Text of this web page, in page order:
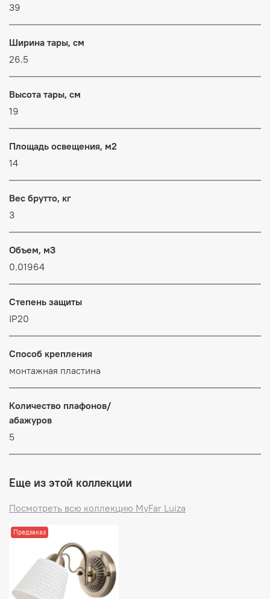
39
Ширина тары, см
26.5
Высота тары, см
19
Площадь освещения, м2
14
Вес брутто, кг
3
Объем, м3
0.01964
Степень защиты
IP20
Способ крепления
монтажная пластина
Количество плафонов/
абажуров
5
Еще из этой коллекции
Посмотреть всю коллекцию MyFar Luiza
Предзаказ